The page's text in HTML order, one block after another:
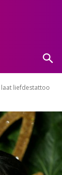
liefdestattoo